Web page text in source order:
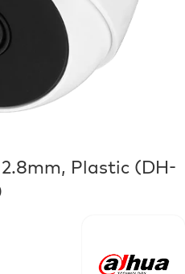
Plastic (DH-